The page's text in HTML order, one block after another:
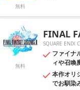
無料
無料
FINAL
SQUARE ENIX
ファイナ
ィや召喚
本作オリ
でお馴染